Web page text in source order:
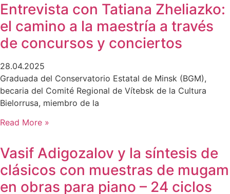
Entrevista con Tatiana Zheliazko:
el camino a la maestría a través
de concursos y conciertos
28.04.2025
Graduada del Conservatorio Estatal de Minsk (BGM),
becaria del Comité Regional de Vítebsk de la Cultura
Bielorrusa, miembro de la
Read More »
Vasif Adigozalov y la síntesis de
clásicos con muestras de mugam
en obras para piano – 24 ciclos